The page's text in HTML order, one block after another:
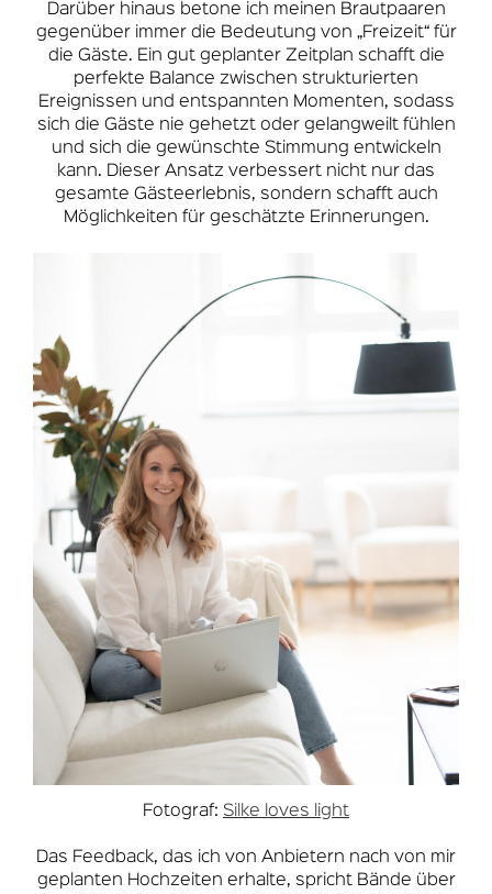
Darüber hinaus betone ich meinen Brautpaaren
gegenüber immer die Bedeutung von „Freizeit“ für
die Gäste. Ein gut geplanter Zeitplan schafft die
perfekte Balance zwischen strukturierten
Ereignissen und entspannten Momenten, sodass
sich die Gäste nie gehetzt oder gelangweilt fühlen
und sich die gewünschte Stimmung entwickeln
kann. Dieser Ansatz verbessert nicht nur das
gesamte Gästeerlebnis, sondern schafft auch
Möglichkeiten für geschätzte Erinnerungen.
Fotograf: Silke loves light
Das Feedback, das ich von Anbietern nach von mir
geplanten Hochzeiten erhalte, spricht Bände über